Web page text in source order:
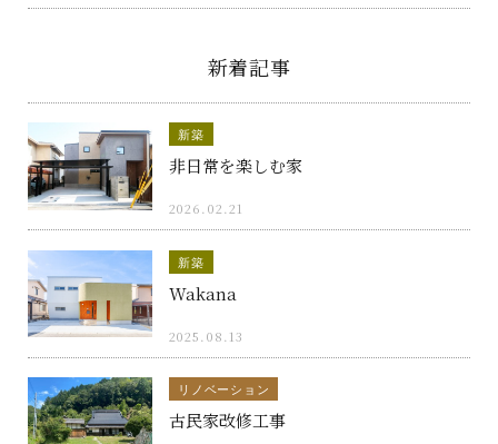
新着記事
新築
非日常を楽しむ家
2026.02.21
新築
Wakana
2025.08.13
リノベーション
古民家改修工事